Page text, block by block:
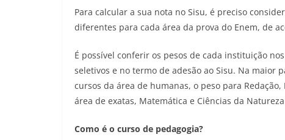
Para calcular a sua nota no Sisu, é preciso
diferentes para cada área da prova do Enem, de
É possível conferir os pesos de cada instituição
seletivos e no termo de adesão ao Sisu. Na
cursos da área de humanas, o peso para
área de exatas, Matemática e Ciências da
Como é o curso de pedagogia?